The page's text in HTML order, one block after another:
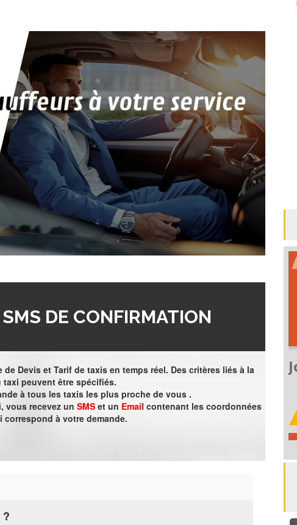
DE CONFIRMATION
Devis et Tarif de taxis en temps réel. Des critères liés à la
peuvent être spécifiés.
à tous les taxis les plus proche de vous .
vous recevez un SMS et un Email contenant les coordonnées
correspond à votre demande.
?